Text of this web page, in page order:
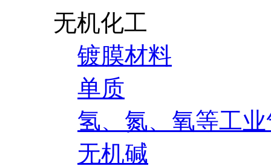
无机化工
镀膜材料
单质
氢、氮、氧等工
无机碱